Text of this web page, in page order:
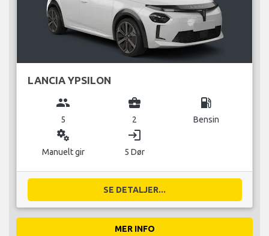
LANCIA YPSILON
group
5
business_center
2
local_gas_station
Bensin
miscellaneous_services
Manuelt gir
login
5 Dør
SE DETALJER...
MER INFO